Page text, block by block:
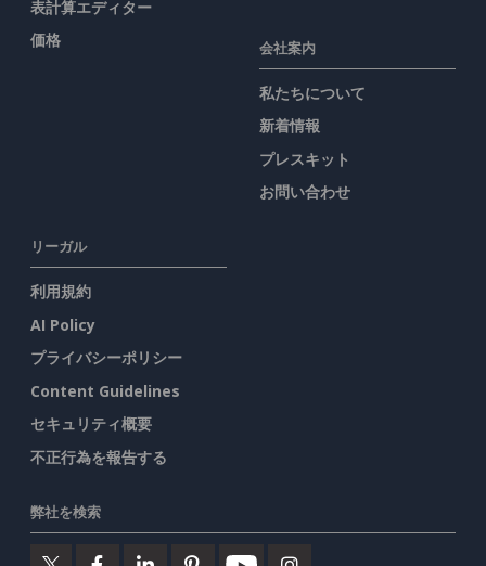
表計算エディター
価格
会社案内
私たちについて
新着情報
プレスキット
お問い合わせ
リーガル
利用規約
AI Policy
プライバシーポリシー
Content Guidelines
セキュリティ概要
不正行為を報告する
弊社を検索